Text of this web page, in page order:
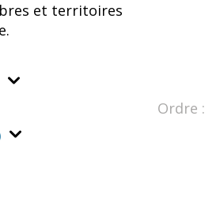
et territoires
Ordre :